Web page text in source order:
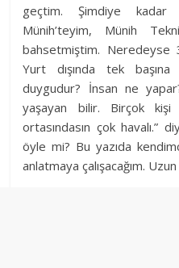
geçtim. Şimdiye kadar
Münih’teyim, Münih
bahsetmiştim. Neredeyse
Yurt dışında tek
duygudur? İnsan ne
yaşayan bilir. Birçok kişi
ortasındasın çok havalı.”
öyle mi? Bu yazıda
anlatmaya çalışacağım.